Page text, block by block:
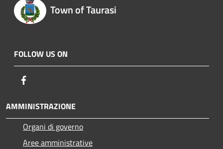
Town of Taurasi
FOLLOW US ON
AMMINISTRAZIONE
Organi di governo
Aree amministrative